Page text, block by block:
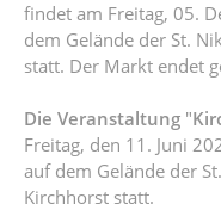
findet am Freitag, 05.
dem Gelände der St.
statt. Der Markt endet
Die Veranstaltung "
Freitag, den 11. Juni
auf dem Gelände der
Kirchhorst statt.